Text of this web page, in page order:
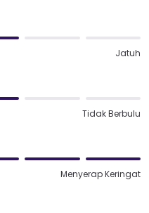
Jatuh
Tidak Berbulu
Menyerap Keringat